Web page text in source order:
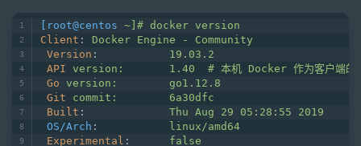
[root@centos ~]# docker version
Client : Docker Engine - Community
Version : 19.03.2
API version:       1.40  # 本机 Docker 作为客户端的
Go version:        go1.12.8
Git
commit:        6a30dfc
Built : Thu Aug 29 05:28:55 2019
OS/Arch :
linux/amd64
Experimental : false